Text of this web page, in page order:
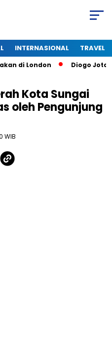
INTERNASIONAL TRAVEL
di London Diogo Jota
Kota Sungai
oleh Pengunjung
WIB